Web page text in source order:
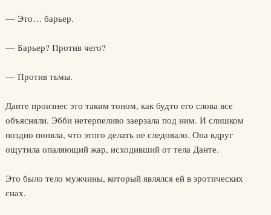
— Это… барьер.
— Барьер? Против чего?
— Против тьмы.
Данте произнес это таким тоном, как будто его слова все
объясняли. Эбби нетерпеливо заерзала под ним. И слишком
поздно поняла, что этого делать не следовало. Она вдруг
ощутила опаляющий жар, исходивший от тела Данте.
Это было тело мужчины, который являлся ей в эротических
снах.